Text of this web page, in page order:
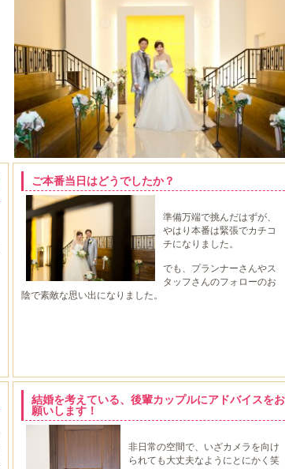
ご本番当日はどうでしたか？
準備万端で挑んだはずが、
やはり本番は緊張でカチコ
チになりました。
でも、プランナーさんやス
タッフさんのフォローのお
陰で素敵な思い出になりました。
結婚を考えている、後輩カップルにアドバイスをお
願いします！
非日常の空間で、いざカメラを向け
られても大丈夫なようにとにかく笑